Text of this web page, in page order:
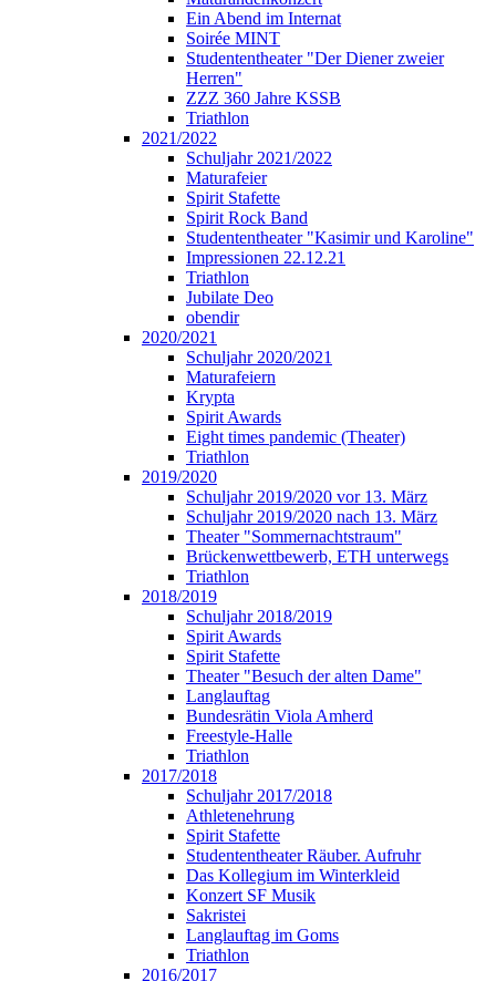
Ein Abend im Internat
Soirée MINT
Studententheater "Der Diener zweier
Herren"
ZZZ 360 Jahre KSSB
Triathlon
2021/2022
Schuljahr 2021/2022
Maturafeier
Spirit Stafette
Spirit Rock Band
Studententheater "Kasimir und Karoline"
Impressionen 22.12.21
Triathlon
Jubilate Deo
obendir
2020/2021
Schuljahr 2020/2021
Maturafeiern
Krypta
Spirit Awards
Eight times pandemic (Theater)
Triathlon
2019/2020
Schuljahr 2019/2020 vor 13. März
Schuljahr 2019/2020 nach 13. März
Theater "Sommernachtstraum"
Brückenwettbewerb, ETH unterwegs
Triathlon
2018/2019
Schuljahr 2018/2019
Spirit Awards
Spirit Stafette
Theater "Besuch der alten Dame"
Langlauftag
Bundesrätin Viola Amherd
Freestyle-Halle
Triathlon
2017/2018
Schuljahr 2017/2018
Athletenehrung
Spirit Stafette
Studententheater Räuber. Aufruhr
Das Kollegium im Winterkleid
Konzert SF Musik
Sakristei
Langlauftag im Goms
Triathlon
2016/2017